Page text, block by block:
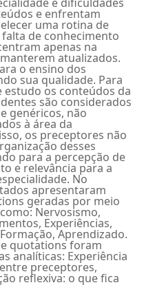
e enfrentam
uma rotina de
de conhecimento
apenas na
atualizados.
o ensino dos
sua qualidade. Para
os conteúdos da
são considerados
genéricos, não
à área da
os preceptores não
desses
para a percepção de
e relevância para a
No
apresentaram
geradas por meio
Nervosismo,
Experiências,
Aprendizado.
quotations foram
analíticas: Experiência
preceptores,
reflexiva: o que fica